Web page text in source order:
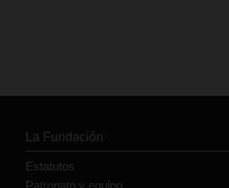
La Fundación
Estatutos
Patronato y equipo